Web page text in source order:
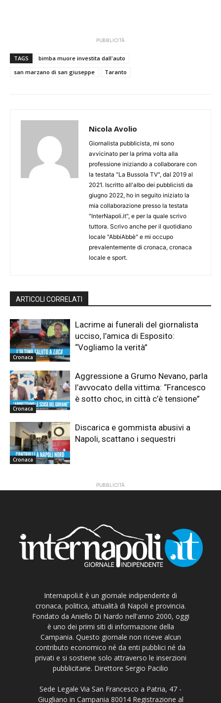
PUBBLICITÀ
TAGS
bimba muore investita dall'auto
san marzano di san giuseppe
Taranto
Nicola Avolio
Giornalista pubblicista, mi sono
avvicinato per la prima volta alla
professione iniziando a collaborare con
la testata "La Bussola TV", dal 2019 al
2021. Iscritto all'albo dei pubblicisti da
giugno 2022, ho in seguito iniziato la
mia collaborazione presso la testata
"InterNapoli.it", e per la quale scrivo
tuttora. Scrivo anche per il quotidiano
locale "AbbiAbbè" e mi occupo
prevalentemente di cronaca, cronaca
locale e sport.
ARTICOLI CORRELATI
Cronaca
Lacrime ai funerali del giornalista
ucciso, l’amica di Esposito:
“Vogliamo la verità”
Cronaca
Aggressione a Grumo Nevano, parla
l’avvocato della vittima: “Francesco
è sotto choc, in città c’è tensione”
Cronaca
Discarica e gommista abusivi a
Napoli, scattano i sequestri
PUBBLICITÀ
Internapoli.it è un giornale indipendente di
cronaca, politica, attualità di Napoli e provincia.
Fondato da Aniello Di Nardo nell'anno 2000, oggi
è uno dei primi siti di informazione della
Campania. Questo giornale non riceve alcun
contributo economico né da enti pubblici né da
privati e si sostiene solo attraverso le inserzioni
pubblicitarie. Direttore Sergio Pacilio
Sede Legale Via San Francesco a Patria, 47 -
Giugliano in Campania 80014 Registrazione al